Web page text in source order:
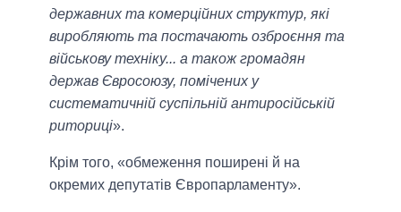
державних та комерційних структур, які
виробляють та постачають озброєння та
військову техніку... а також громадян
держав Євросоюзу, помічених у
систематичній суспільній антиросійській
риториці».
Крім того, «обмеження поширені й на
окремих депутатів Європарламенту».